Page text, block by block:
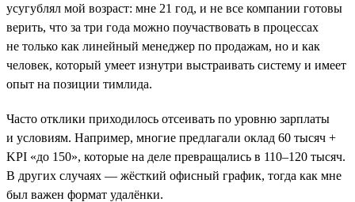
усугублял мой возраст: мне 21 год, и не все компании готовы
верить, что за три года можно поучаствовать в процессах
не только как линейный менеджер по продажам, но и как
человек, который умеет изнутри выстраивать систему и имеет
опыт на позиции тимлида.
Часто отклики приходилось отсеивать по уровню зарплаты
и условиям. Например, многие предлагали оклад 60 тысяч +
KPI «до 150», которые на деле превращались в 110–120 тысяч.
В других случаях — жёсткий офисный график, тогда как мне
был важен формат удалёнки.